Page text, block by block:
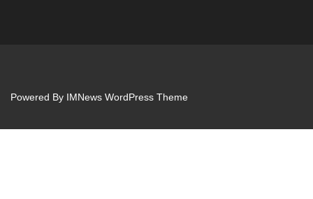
Powered By IMNews WordPress Theme